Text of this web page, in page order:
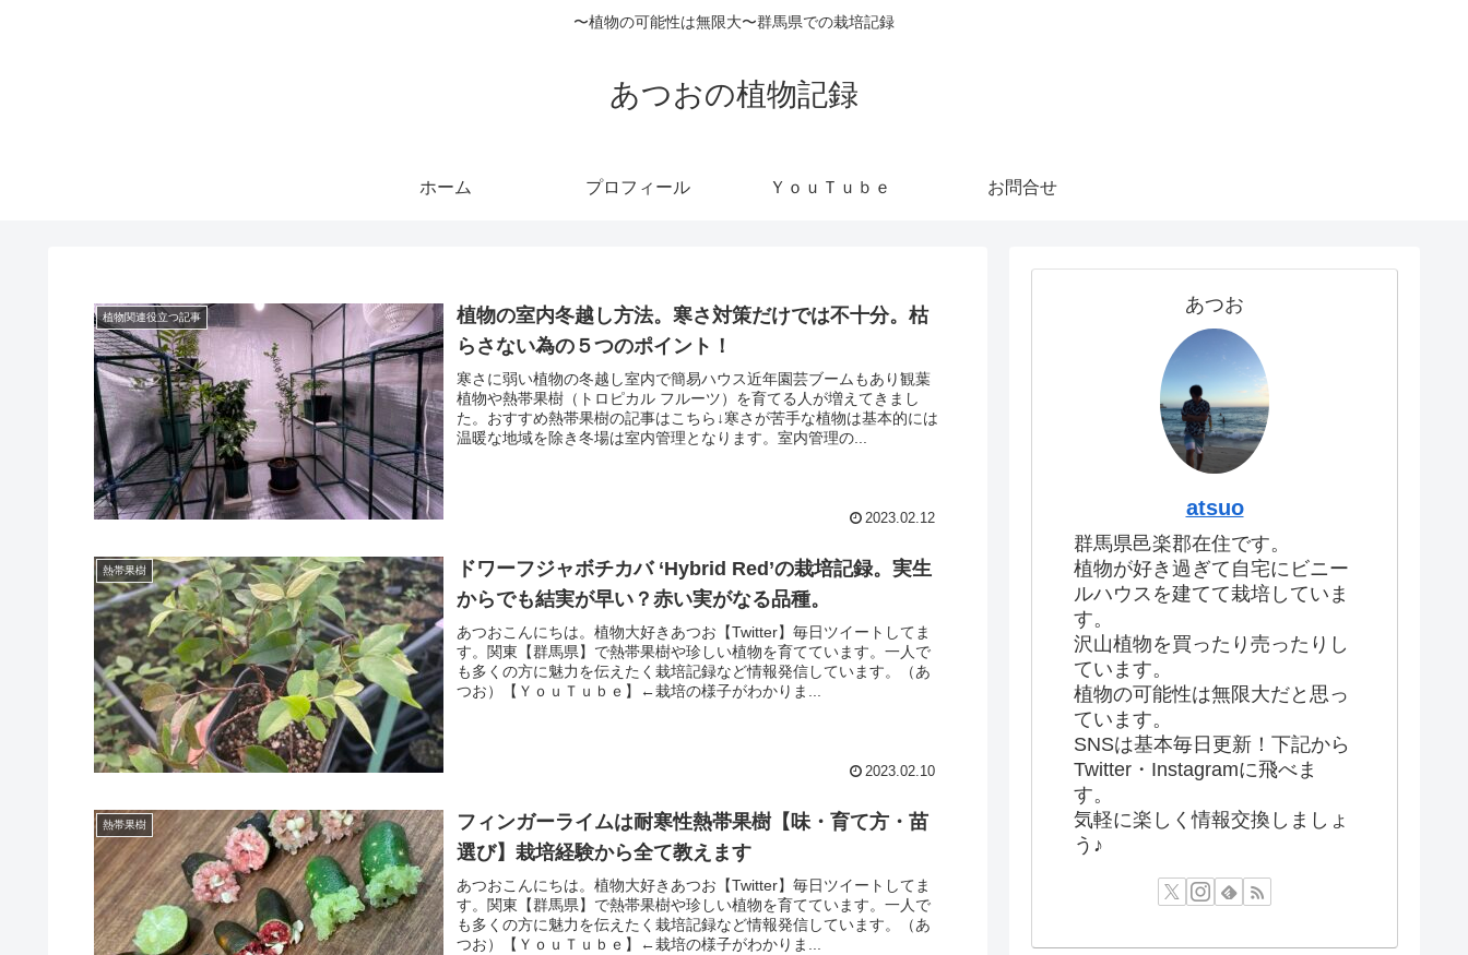
〜植物の可能性は無限大〜群馬県での栽培記録
あつおの植物記録
ホーム プロフィール ＹｏｕＴｕｂｅ お問合せ
植物関連役立つ記事
植物の室内冬越し方法。寒さ対策だけでは不十分。枯
らさない為の５つのポイント！
寒さに弱い植物の冬越し室内で簡易ハウス近年園芸ブームもあり観葉
植物や熱帯果樹（トロピカル フルーツ）を育てる人が増えてきまし
た。おすすめ熱帯果樹の記事はこちら↓寒さが苦手な植物は基本的には
温暖な地域を除き冬場は室内管理となります。室内管理の...
2023.02.12
熱帯果樹
ドワーフジャボチカバ ‘Hybrid Red’の栽培記録。実生
からでも結実が早い？赤い実がなる品種。
あつおこんにちは。植物大好きあつお【Twitter】毎日ツイートしてま
す。関東【群馬県】で熱帯果樹や珍しい植物を育てています。一人で
も多くの方に魅力を伝えたく栽培記録など情報発信しています。（あ
つお）【ＹｏｕＴｕｂｅ】←栽培の様子がわかりま...
2023.02.10
熱帯果樹
フィンガーライムは耐寒性熱帯果樹【味・育て方・苗
選び】栽培経験から全て教えます
あつおこんにちは。植物大好きあつお【Twitter】毎日ツイートしてま
す。関東【群馬県】で熱帯果樹や珍しい植物を育てています。一人で
も多くの方に魅力を伝えたく栽培記録など情報発信しています。（あ
つお）【ＹｏｕＴｕｂｅ】←栽培の様子がわかりま...
あつお
atsuo
群馬県邑楽郡在住です。
植物が好き過ぎて自宅にビニー
ルハウスを建てて栽培していま
す。
沢山植物を買ったり売ったりし
ています。
植物の可能性は無限大だと思っ
ています。
SNSは基本毎日更新！下記から
Twitter・Instagramに飛べま
す。
気軽に楽しく情報交換しましょ
う♪